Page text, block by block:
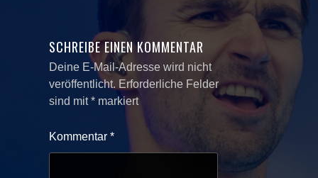
SCHREIBE EINEN KOMMENTAR
Deine E-Mail-Adresse wird nicht
veröffentlicht. Erforderliche Felder
sind mit* markiert
Kommentar *